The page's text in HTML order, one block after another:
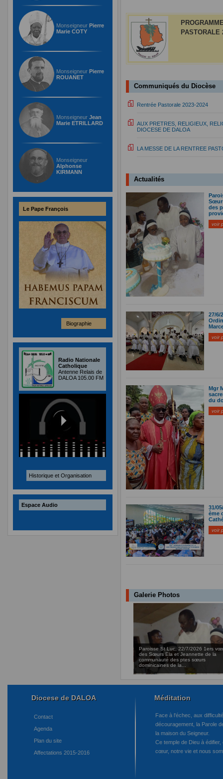
Monseigneur Pierre
Marie COTY
Monseigneur Pierre
ROUANET
Monseigneur Jean
Marie ETRILLARD
Monseigneur
Alphonse
KIRMANN
Le Pape François
Biographie
Radio Nationale
Catholique
Antenne Relais de
DALOA 105.00 FM
Historique et Organisation
Espace Audio
PASTORALE
Communiqués du Diocèse
Rentrée Pastorale 2023-2024
AUX PRETRES, RELIGIEUX,
DIOCESE DE DALOA
LA MESSE DE LA RENTREE
Actualités
des
voir
27/6/
voir
Mgr
du
voir
31/
ème
voir
Galerie Photos
Paroisse St Luc, 22/7/2026 1ers
des Sœurs Ela et Jeannette de la
communauté des ptes sœurs
dominicaines de la...
Diocese de DALOA
Contact
Agenda
Plan du site
Affectations 2015-2016
Méditation
Face à l'échec, aux
découragement, la Parole
la maison du Seigneur.
Ce temple de Dieu à
cœur, notre vie et nous